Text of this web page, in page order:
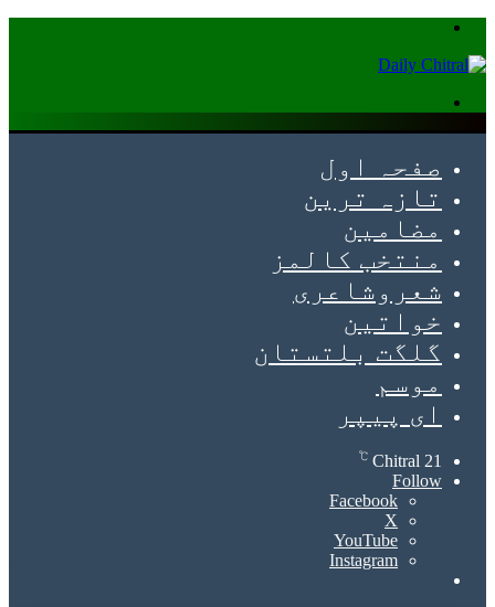
صفحہ اول
تازہ ترین
مضامین
منتخب کالمز
شعروشاعری
خواتین
گلگت بلتستان
موسم
ای پیپر
Chitral 21
℃
Follow
Facebook
X
YouTube
Instagram